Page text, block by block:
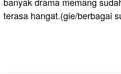
terasa hangat.(gie/berbagai